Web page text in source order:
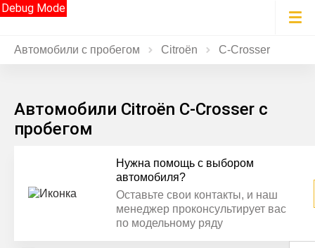
Debug Mode
Автомобили с пробегом Citroën C‑Crosser
Автомобили Citroën C‑Crosser с
пробегом
Нужна помощь с выбором
автомобиля?
Оставьте свои контакты, и наш
менеджер проконсультирует вас
по модельному ряду